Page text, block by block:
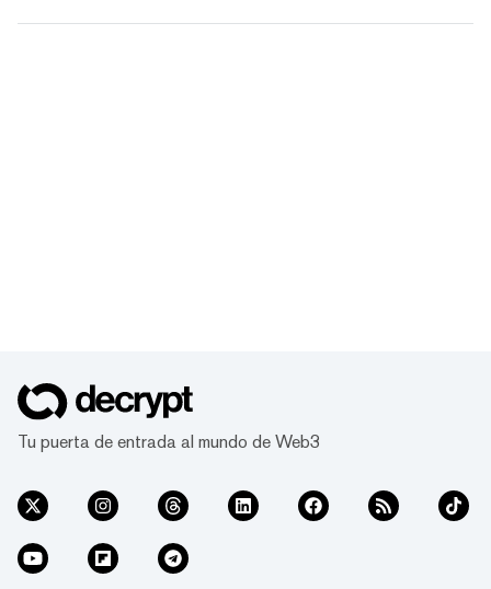
Tu puerta de entrada al mundo de Web3